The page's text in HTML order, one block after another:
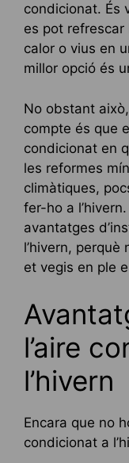
condicionat. És
es pot refrescar
calor o vius en
millor opció és
No obstant
compte és que
condicionat en
les reformes
climàtiques,
fer-ho a
avantatges
l’hivern,
et vegis en ple
l’aire
l’hivern
Encara que no
condicionat a